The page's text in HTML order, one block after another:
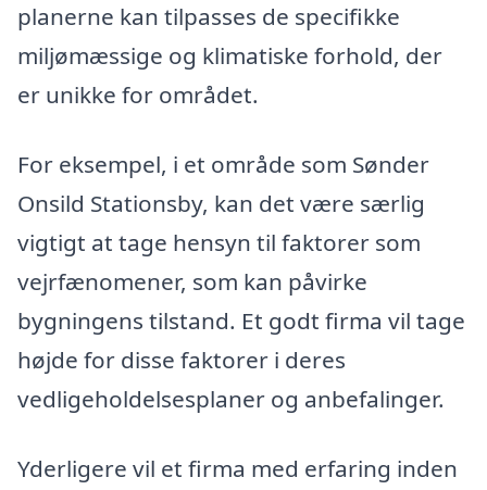
planerne kan tilpasses de specifikke
miljømæssige og klimatiske forhold, der
er unikke for området.
For eksempel, i et område som Sønder
Onsild Stationsby, kan det være særlig
vigtigt at tage hensyn til faktorer som
vejrfænomener, som kan påvirke
bygningens tilstand. Et godt firma vil tage
højde for disse faktorer i deres
vedligeholdelsesplaner og anbefalinger.
Yderligere vil et firma med erfaring inden